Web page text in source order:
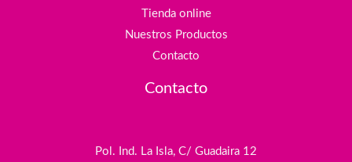
Tienda online
Nuestros Productos
Contacto
Contacto
Pol. Ind. La Isla, C/ Guadaira 12